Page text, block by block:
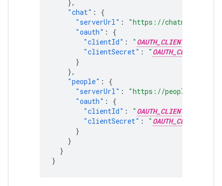
},
"chat" :
{
"serverUrl" :
"https://
"oauth" :
{
"clientId" : " OAUTH_CLIENT_ID
"clientSecret" : "
}
},
"people" :
{
"serverUrl" :
"https://
"oauth" :
{
"clientId" : " OAUTH_CLIENT_ID
"clientSecret" : "
}
}
}
}